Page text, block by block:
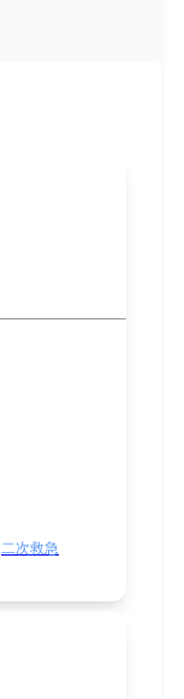
二次救急